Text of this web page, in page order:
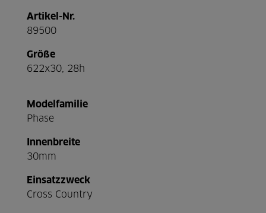
Artikel-Nr.
89500
Größe
622x30, 28h
Modelfamilie
Phase
Innenbreite
30mm
Einsatzzweck
Cross Country